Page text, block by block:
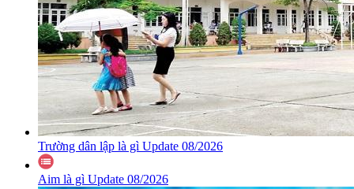
Trường dân lập là gì Update 08/2026
Aim là gì Update 08/2026